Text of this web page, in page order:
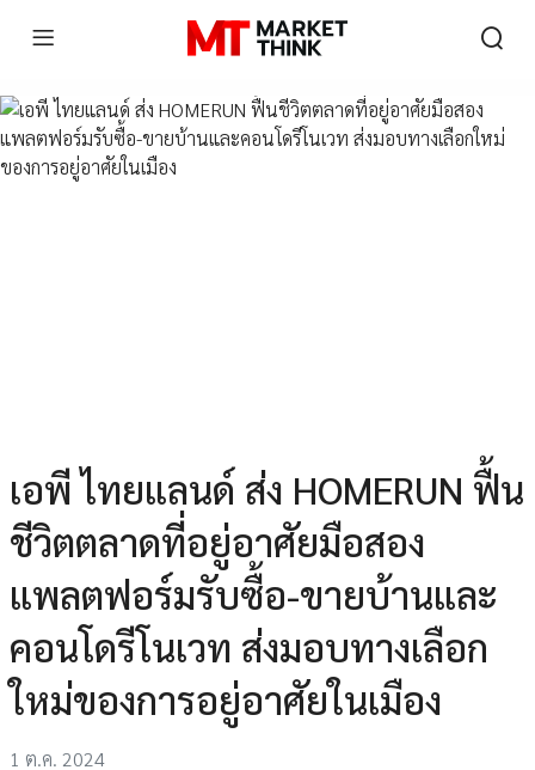
เอพี ไทยแลนด์ ส่ง HOMERUN ฟื้น
ชีวิตตลาดที่อยู่อาศัยมือสอง
แพลตฟอร์มรับซื้อ-ขายบ้านและ
คอนโดรีโนเวท ส่งมอบทางเลือก
ใหม่ของการอยู่อาศัยในเมือง
1 ต.ค. 2024